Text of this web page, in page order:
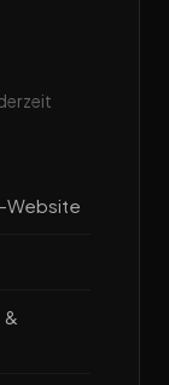
Website
&